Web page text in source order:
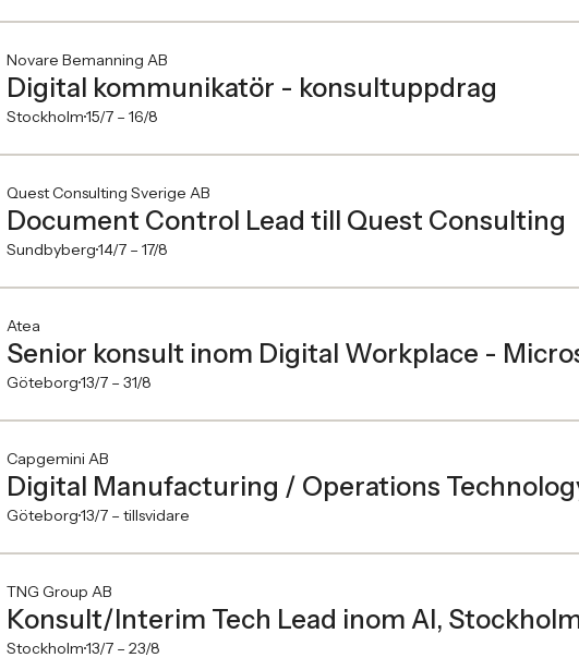
Novare Bemanning AB
Digital kommunikatör - konsultuppdrag
Stockholm15/7 – 16/8
Quest Consulting Sverige AB
Document Control Lead till Quest Consulting
Sundbyberg14/7 – 17/8
Atea
Senior konsult inom Digital Workplace -
Göteborg13/7 – 31/8
Capgemini AB
Digital Manufacturing / Operations
Göteborg13/7 – tillsvidare
TNG Group AB
Konsult/Interim Tech Lead inom AI,
Stockholm13/7 – 23/8